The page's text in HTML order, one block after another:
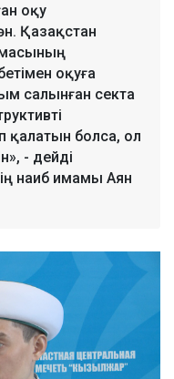
оқу
Қазақстан
оқуға
салынған секта
қалатын болса, ол
- дейді
наиб имамы Аян